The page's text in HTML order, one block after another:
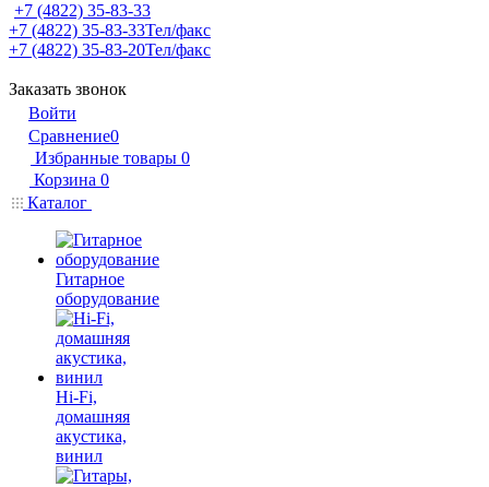
+7 (4822) 35-83-33
+7 (4822) 35-83-33Тел/факс
+7 (4822) 35-83-20Тел/факс
Заказать звонок
Войти
Сравнение0
Избранные товары 0
Корзина 0
Каталог
Гитарное
оборудование
Hi-Fi,
домашняя
акустика,
винил